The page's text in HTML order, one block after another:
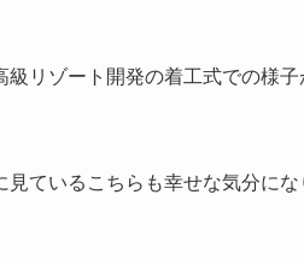
級リゾート開発の着工式での様子
ているこちらも幸せな気分にな